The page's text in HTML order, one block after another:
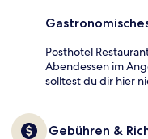
Posthotel
Abendessen im
solltest du dir hier
Gebühren &